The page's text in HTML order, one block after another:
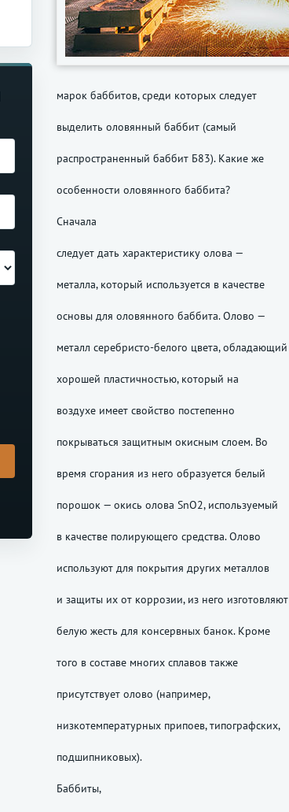
марок баббитов, среди которых следует
выделить оловянный баббит (самый
распространенный баббит Б83). Какие же
особенности оловянного баббита?
Сначала
следует дать характеристику олова —
металла, который используется в качестве
основы для оловянного баббита. Олово —
металл серебристо-белого цвета, обладающий
хорошей пластичностью, который на
воздухе имеет свойство постепенно
покрываться защитным окисным слоем. Во
время сгорания из него образуется белый
порошок — окись олова SnO2, используемый
в качестве полирующего средства. Олово
используют для покрытия других металлов
и защиты их от коррозии, из него изготовляют
белую жесть для консервных банок. Кроме
того в составе многих сплавов также
присутствует олово (например,
низкотемпературных припоев, типографских,
подшипниковых).
Баббиты,